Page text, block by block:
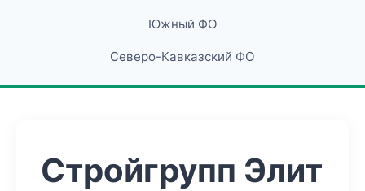
Южный ФО
Северо-Кавказский ФО
Стройгрупп Элит